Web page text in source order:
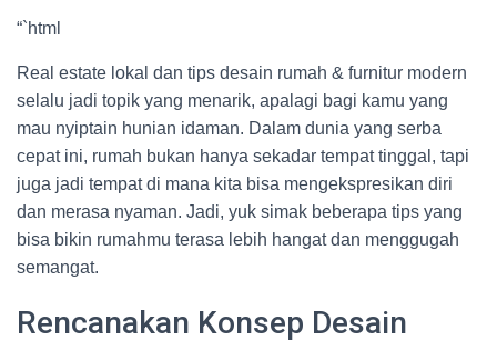
“`html
Real estate lokal dan tips desain rumah & furnitur modern
selalu jadi topik yang menarik, apalagi bagi kamu yang
mau nyiptain hunian idaman. Dalam dunia yang serba
cepat ini, rumah bukan hanya sekadar tempat tinggal, tapi
juga jadi tempat di mana kita bisa mengekspresikan diri
dan merasa nyaman. Jadi, yuk simak beberapa tips yang
bisa bikin rumahmu terasa lebih hangat dan menggugah
semangat.
Rencanakan Konsep Desain